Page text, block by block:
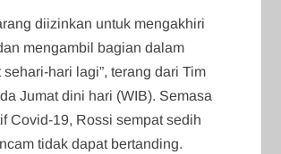
diizinkan untuk mengakhiri
mengambil bagian dalam
sehari-hari lagi”, terang dari Tim
Jumat dini hari (WIB). Semasa
Covid-19, Rossi sempat sedih
tidak dapat bertanding.